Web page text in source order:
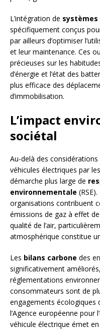
L’intégration de
spécifiquement conçus
par ailleurs d’optimiser
et leur maintenance. Ces
précieuses sur les
d’énergie et l’état des
plus efficace des
d’immobilisation.
L’impact
sociétal
Au-delà des
véhicules électriques par
démarche plus large de
environnementale
organisations contribuent
émissions de gaz à effet
qualité de l’air,
atmosphérique constitue
Les bilans carbone des
significativement
réglementations
consommateurs sont de
engagements écologiques
l’Agence européenne pour
véhicule électrique émet